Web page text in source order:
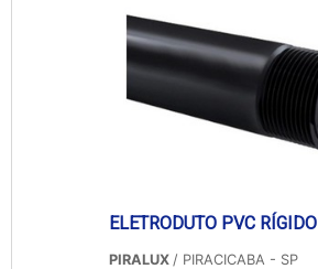
ELETRODUTO PVC RÍGIDO
PIRALUX / PIRACICABA - SP